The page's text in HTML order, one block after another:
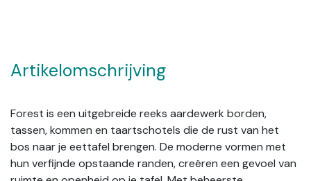
Artikelomschrijving
Forest is een uitgebreide reeks aardewerk borden,
tassen, kommen en taartschotels die de rust van het
bos naar je eettafel brengen. De moderne vormen met
hun verfijnde opstaande randen, creëren een gevoel van